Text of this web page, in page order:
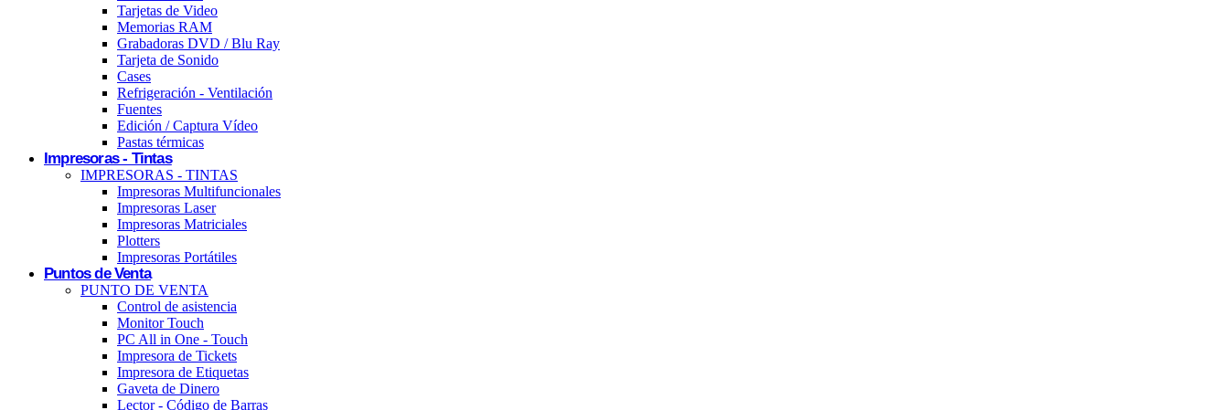
Tarjetas de Video
Memorias RAM
Grabadoras DVD / Blu Ray
Tarjeta de Sonido
Cases
Refrigeración - Ventilación
Fuentes
Edición / Captura Vídeo
Pastas térmicas
Impresoras - Tintas
IMPRESORAS - TINTAS
Impresoras Multifuncionales
Impresoras Laser
Impresoras Matriciales
Plotters
Impresoras Portátiles
Puntos de Venta
PUNTO DE VENTA
Control de asistencia
Monitor Touch
PC All in One - Touch
Impresora de Tickets
Impresora de Etiquetas
Gaveta de Dinero
Lector - Código de Barras